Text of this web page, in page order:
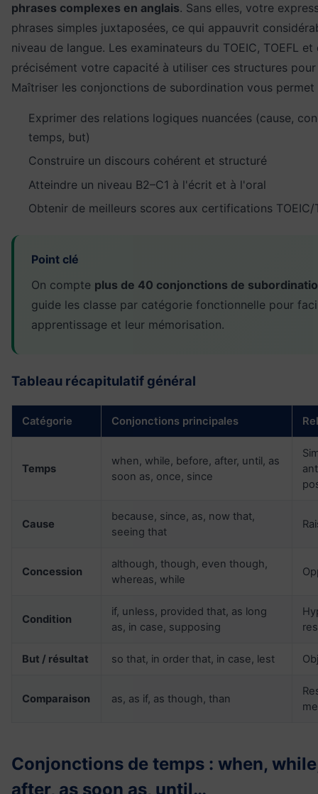
phrases complexes en anglais. Sans elles, votre
phrases simples juxtaposées, ce qui appauvrit
niveau de langue. Les examinateurs du TOEIC, TOEFL et
précisément votre capacité à utiliser ces structures
Maîtriser les conjonctions de subordination vous permet
Exprimer des relations logiques nuancées (cause,
temps, but)
Construire un discours cohérent et structuré
Atteindre un niveau B2–C1 à l'écrit et à l'oral
Obtenir de meilleurs scores aux certifications TOEIC/
Point clé
On compte plus de 40 conjonctions de
guide les classe par catégorie fonctionnelle pour
apprentissage et leur mémorisation.
Tableau récapitulatif général
Catégorie Conjonctions principales
Temps
when, while, before, after, until, as
soon as, once, since
Cause
because, since, as, now that,
seeing that
Concession
although, though, even though,
whereas, while
Condition
if, unless, provided that, as long
as, in case, supposing
But / résultat so that, in order that, in case, lest
Comparaison as, as if, as though, than
Conjonctions de temps : when,
after, as soon as, until…